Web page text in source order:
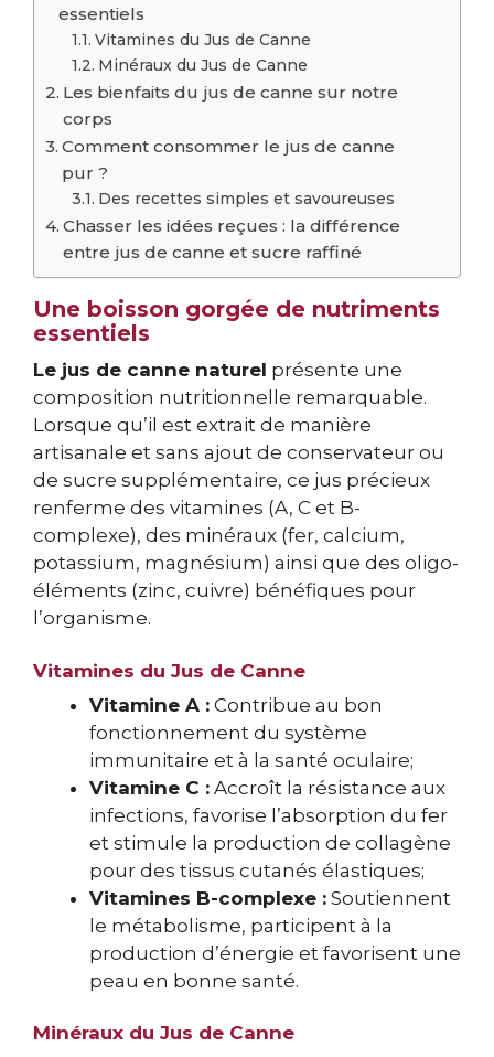
essentiels
Vitamines du Jus de Canne
Minéraux du Jus de Canne
Les bienfaits du jus de canne sur notre
corps
Comment consommer le jus de canne
pur ?
Des recettes simples et savoureuses
Chasser les idées reçues : la différence
entre jus de canne et sucre raffiné
Une boisson gorgée de nutriments
essentiels
Le jus de canne naturel présente une
composition nutritionnelle remarquable.
Lorsque qu’il est extrait de manière
artisanale et sans ajout de conservateur ou
de sucre supplémentaire, ce jus précieux
renferme des vitamines (A, C et B-
complexe), des minéraux (fer, calcium,
potassium, magnésium) ainsi que des oligo-
éléments (zinc, cuivre) bénéfiques pour
l’organisme.
Vitamines du Jus de Canne
Vitamine A : Contribue au bon
fonctionnement du système
immunitaire et à la santé oculaire;
Vitamine C : Accroît la résistance aux
infections, favorise l’absorption du fer
et stimule la production de collagène
pour des tissus cutanés élastiques;
Vitamines B-complexe : Soutiennent
le métabolisme, participent à la
production d’énergie et favorisent une
peau en bonne santé.
Minéraux du Jus de Canne